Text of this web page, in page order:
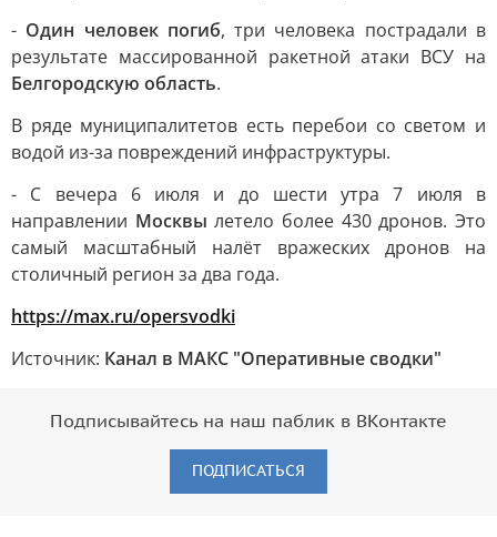
- Один человек погиб, три человека пострадали в
результате массированной ракетной атаки ВСУ на
Белгородскую область.
В ряде муниципалитетов есть перебои со светом и
водой из-за повреждений инфраструктуры.
- С вечера 6 июля и до шести утра 7 июля в
направлении Москвы летело более 430 дронов. Это
самый масштабный налёт вражеских дронов на
столичный регион за два года.
https://max.ru/opersvodki
Источник: Канал в МАКС "Оперативные сводки"
Подписывайтесь на наш паблик в ВКонтакте
ПОДПИСАТЬСЯ